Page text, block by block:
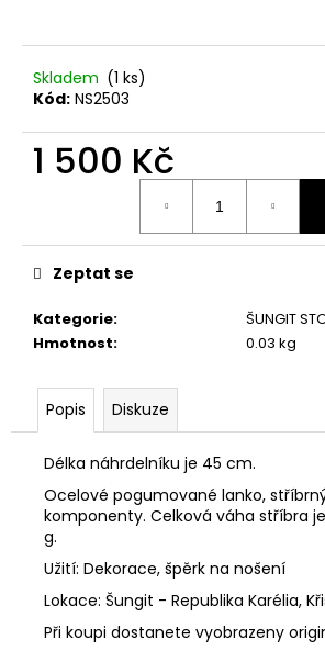
Skladem (1 ks)
Kód: NS2503
1 500 Kč
Kategorie:
ŠUNGIT
Hmotnost: 0.03 kg
Zeptat se
Popis Diskuze
Délka náhrdelníku je 45 cm.
Ocelové pogumované lanko,
komponenty. Celková váha stříbra
g.
Užití: Dekorace, špěrk na nošení
Lokace: Šungit - Republika Karélia,
Při koupi dostanete vyobrazeny
u
č
u
e
SRDÍČKO
150